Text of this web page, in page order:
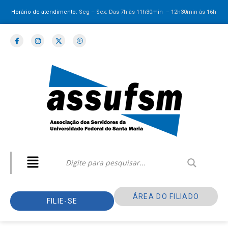
Horário de atendimento: Seg – Sex: Das 7h às 11h30min – 12h30minàs 16h
FILIE-SE
ÁREA DO FILIADO